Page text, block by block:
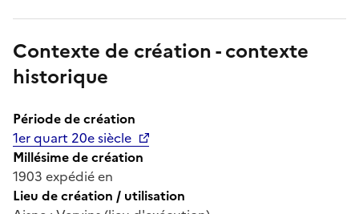
Contexte de création - contexte
historique
Période de création
1er quart 20e siècle
Millésime de création
1903 expédié en
Lieu de création / utilisation